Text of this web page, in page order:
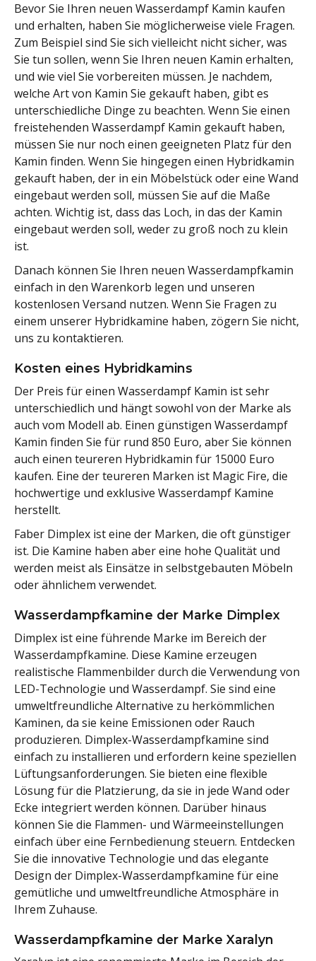
Bevor Sie Ihren neuen Wasserdampf Kamin kaufen
und erhalten, haben Sie möglicherweise viele Fragen.
Zum Beispiel sind Sie sich vielleicht nicht sicher, was
Sie tun sollen, wenn Sie Ihren neuen Kamin erhalten,
und wie viel Sie vorbereiten müssen. Je nachdem,
welche Art von Kamin Sie gekauft haben, gibt es
unterschiedliche Dinge zu beachten. Wenn Sie einen
freistehenden Wasserdampf Kamin gekauft haben,
müssen Sie nur noch einen geeigneten Platz für den
Kamin finden. Wenn Sie hingegen einen Hybridkamin
gekauft haben, der in ein Möbelstück oder eine Wand
eingebaut werden soll, müssen Sie auf die Maße
achten. Wichtig ist, dass das Loch, in das der Kamin
eingebaut werden soll, weder zu groß noch zu klein
ist.
Danach können Sie Ihren neuen Wasserdampfkamin
einfach in den Warenkorb legen und unseren
kostenlosen Versand nutzen. Wenn Sie Fragen zu
einem unserer Hybridkamine haben, zögern Sie nicht,
uns zu kontaktieren.
Kosten eines Hybridkamins
Der Preis für einen Wasserdampf Kamin ist sehr
unterschiedlich und hängt sowohl von der Marke als
auch vom Modell ab. Einen günstigen Wasserdampf
Kamin finden Sie für rund 850 Euro, aber Sie können
auch einen teureren Hybridkamin für 15000 Euro
kaufen. Eine der teureren Marken ist Magic Fire, die
hochwertige und exklusive Wasserdampf Kamine
herstellt.
Faber Dimplex ist eine der Marken, die oft günstiger
ist. Die Kamine haben aber eine hohe Qualität und
werden meist als Einsätze in selbstgebauten Möbeln
oder ähnlichem verwendet.
Wasserdampfkamine der Marke Dimplex
Dimplex ist eine führende Marke im Bereich der
Wasserdampfkamine. Diese Kamine erzeugen
realistische Flammenbilder durch die Verwendung von
LED-Technologie und Wasserdampf. Sie sind eine
umweltfreundliche Alternative zu herkömmlichen
Kaminen, da sie keine Emissionen oder Rauch
produzieren. Dimplex-Wasserdampfkamine sind
einfach zu installieren und erfordern keine speziellen
Lüftungsanforderungen. Sie bieten eine flexible
Lösung für die Platzierung, da sie in jede Wand oder
Ecke integriert werden können. Darüber hinaus
können Sie die Flammen- und Wärmeeinstellungen
einfach über eine Fernbedienung steuern. Entdecken
Sie die innovative Technologie und das elegante
Design der Dimplex-Wasserdampfkamine für eine
gemütliche und umweltfreundliche Atmosphäre in
Ihrem Zuhause.
Wasserdampfkamine der Marke Xaralyn